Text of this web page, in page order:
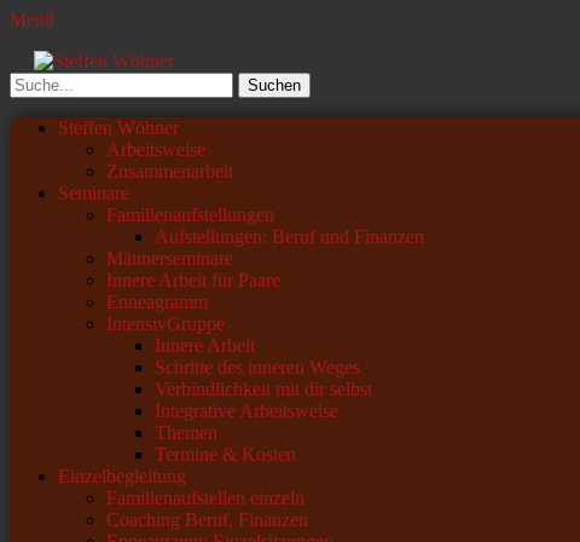
Menü
Steffen Wöhner
Lehrer und Seminarleiter
Suchen
nach:
Primäres
Zum
Steffen Wöhner
Arbeitsweise
Zusammenarbeit
Seminare
Familienaufstellungen
Aufstellungen: Beruf und Finanzen
Männerseminare
Innere Arbeit für Paare
Enneagramm
IntensivGruppe
Innere Arbeit
Schritte des inneren Weges
Verbindlichkeit mit dir selbst
Integrative Arbeitsweise
Themen
Termine & Kosten
Einzelbegleitung
Familienaufstellen einzeln
Coaching Beruf, Finanzen